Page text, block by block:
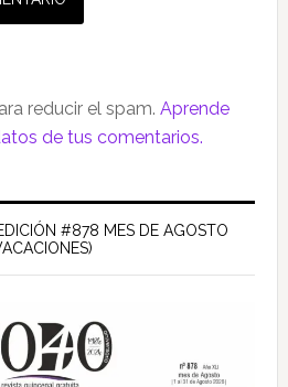
reducir el spam. Aprende
de tus comentarios.
#878 MES DE AGOSTO